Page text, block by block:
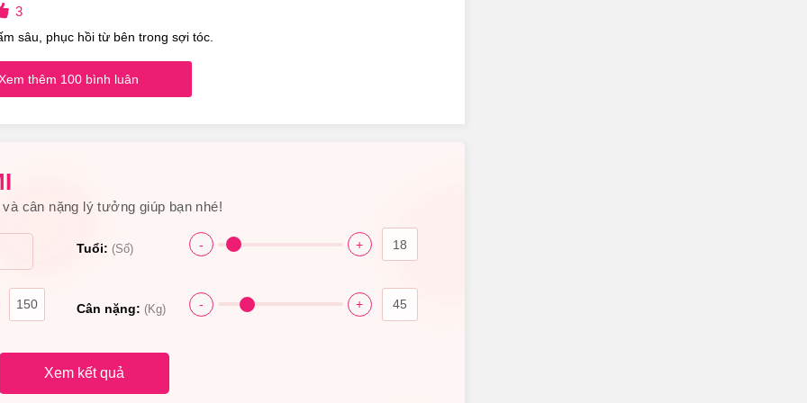
khoáng chất cần thiết cho tóc để giúp tóc bóng mượt
Collagen Làm Dày Tóc (Biotin tím) 2x385ml
Methacrylate/Hydrolyzed Wheat Protein Copolymer, Bambusa
Flower Extract, Lamium Album Flower Extract, Gleditsia
3
sâu, phục hồi từ bên trong sợi tóc.
thêm 100 bình luân
cân nặng lý tưởng giúp bạn nhé!
Tuổi: (Số) - +
Cân nặng: (Kg) - +
Xem kết quả